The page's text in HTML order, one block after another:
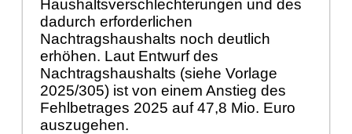
Haushaltsverschlechterungen und des
dadurch erforderlichen
Nachtragshaushalts noch deutlich
erhöhen. Laut Entwurf des
Nachtragshaushalts (siehe Vorlage
2025/305) ist von einem Anstieg des
Fehlbetrages 2025 auf 47,8 Mio. Euro
auszugehen.